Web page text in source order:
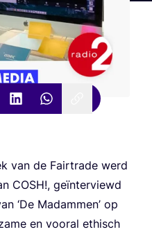
van de Fair­t­ra­de werd
COSH!, geïn­ter­viewd
‘De Madam­men’ op
en voor­al ethisch